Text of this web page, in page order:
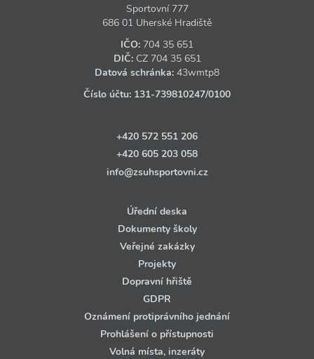
Sportovní 777
686 01 Uherské Hradiště
IČO: 704 35 651
DIČ: CZ 704 35 651
Datová schránka: 43wmtp8
Číslo účtu: 131‑739810247/0100
+420 572 551 206
+420 605 203 058
info@zsuhsportovni.cz
Úřední deska
Dokumenty školy
Veřejné zakázky
Projekty
Dopravní hřiště
GDPR
Oznámení protiprávního jednání
Prohlášení o přístupnosti
Volná místa, inzeráty